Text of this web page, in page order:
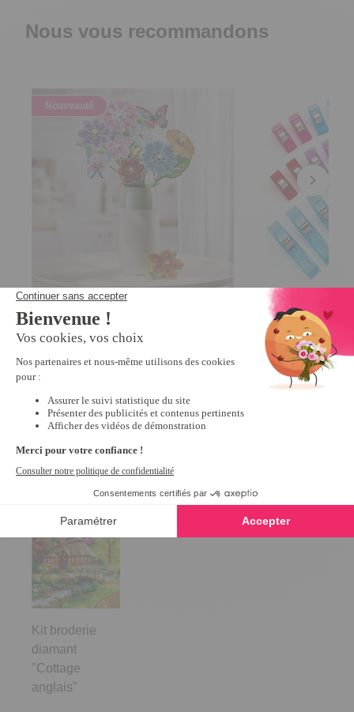
Nous vous recommandons
Nouveauté
Bouquet de perles à coller
19,99 €
Lot de 15 pinces à
/5
6,99 €
Derniers articles consultés
Kit broderie
diamant
"Cottage
anglais"